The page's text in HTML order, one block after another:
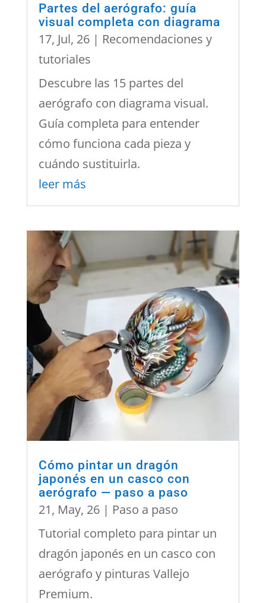
Partes del aerógrafo: guía
visual completa con diagrama
17, Jul, 26| Recomendaciones y
tutoriales
Descubre las 15 partes del
aerógrafo con diagrama visual.
Guía completa para entender
cómo funciona cada pieza y
cuándo sustituirla.
leer más
Cómo pintar un dragón
japonés en un casco con
aerógrafo — paso a paso
21, May, 26| Paso a paso
Tutorial completo para pintar un
dragón japonés en un casco con
aerógrafo y pinturas Vallejo
Premium.